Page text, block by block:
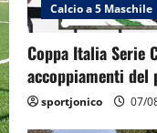
Calcio a 5 Maschile
Coppa Italia Serie
accoppiamenti
sportjonico 07/